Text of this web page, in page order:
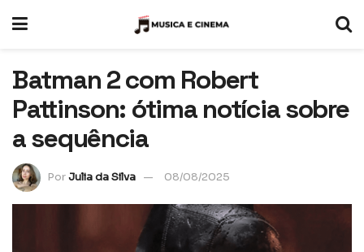
Batman 2 com Robert
Pattinson: ótima notícia sobre
a sequência
PorJulia da Silva 08/08/2025